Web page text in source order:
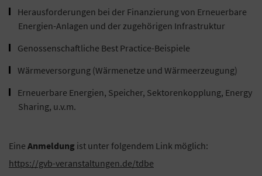
Herausforderungen bei der Finanzierung von Erneuerbare
Energien-Anlagen und der zugehörigen Infrastruktur
Genossenschaftliche Best Practice-Beispiele
Wärmeversorgung (Wärmenetze und Wärmeerzeugung)
Erneuerbare Energien, Speicher, Sektorenkopplung, Energy
Sharing, u.v.m.
Eine Anmeldung ist unter folgendem Link möglich:
https://gvb-veranstaltungen.de/tdbe